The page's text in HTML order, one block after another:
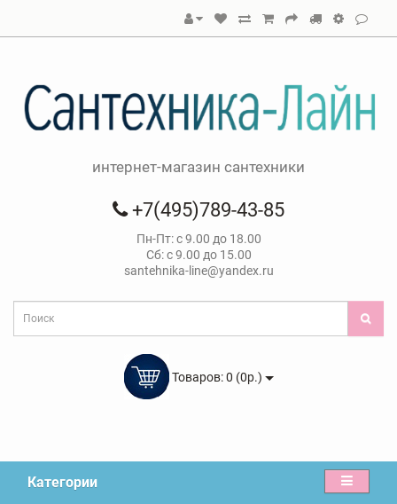
интернет-магазин сантехники
+7(495)789-43-85
Пн-Пт: с 9.00 до 18.00
Сб: с 9.00 до 15.00
santehnika-line@yandex.ru
Товаров: 0 (0р.)
Категории